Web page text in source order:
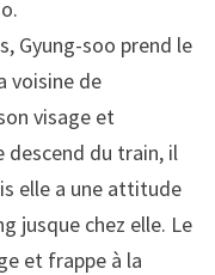
Gyung-soo prend le
voisine de
visage et
descend du train, il
elle a une attitude
jusque chez elle. Le
et frappe à la